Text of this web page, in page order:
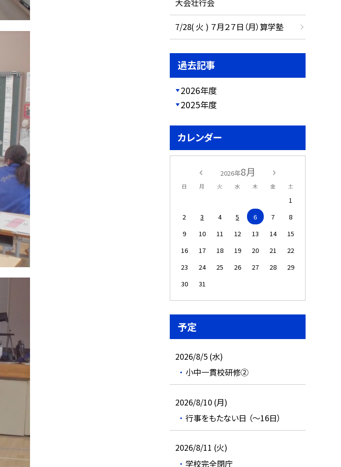
大会壮行会
7/28( 火 ) ７月２７日（月）算学塾
過去記事
2026年度
2025年度
カレンダー
2026年8月
日 月 火 水 木 金 土
1
2
3 4 5 6 7
8
9
10 11 12 13 14
15
16
17 18 19 20 21
22
23
24 25 26 27 28
29
30
31
予定
2026/8/5 (水)
小中一貫校研修②
2026/8/10 (月)
行事をもたない日 （～16日）
2026/8/11 (火)
学校完全閉庁